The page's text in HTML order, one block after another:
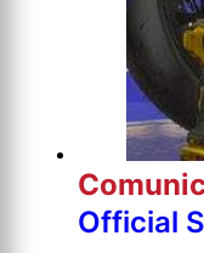
Official